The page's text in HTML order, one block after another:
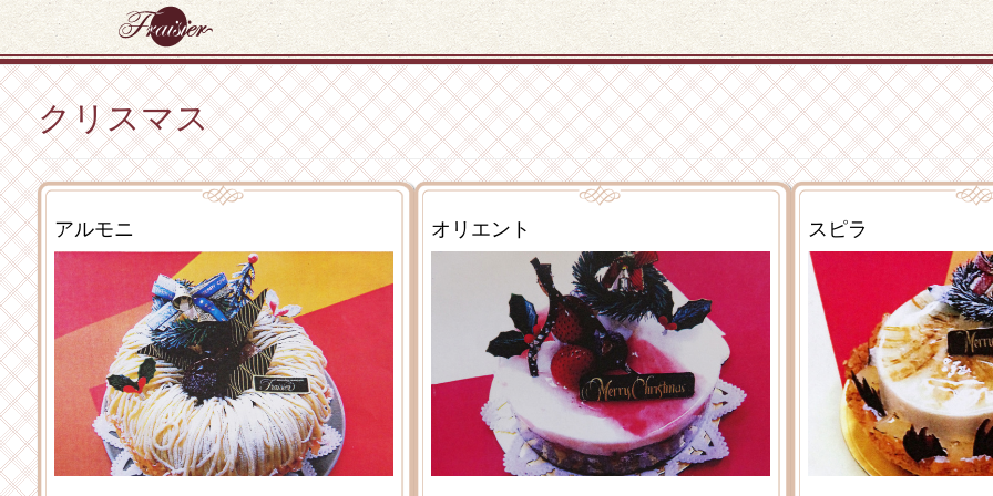
クリスマス
アルモニ オリエント スピラ